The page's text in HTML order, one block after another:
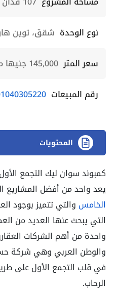
نوع الوحدة شقق، توين
سعر المتر 145,000 جنيها مصريا
رقم المبيعات
المحتويات
يعد واحد من أفضل المشاريع
الخامس والتي تتميز بوجود
التي يبحث عنها العديد من
واحدة من أهم الشركات
والوطن العربي وهي شركة
في قلب التجمع الأول على
الرحاب.